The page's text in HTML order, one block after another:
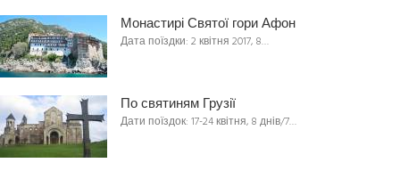
Монастирі Святої гори Афон
Дата поїздки: 2 квітня 2017, 8…
По святиням Грузії
Дати поїздок: 17-24 квітня, 8 днів/7…